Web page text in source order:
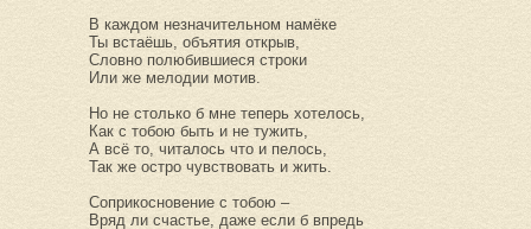
В каждом незначительном намёке
Ты встаёшь, объятия открыв,
Словно полюбившиеся строки
Или же мелодии мотив.
Но не столько б мне теперь хотелось,
Как с тобою быть и не тужить,
А всё то, читалось что и пелось,
Так же остро чувствовать и жить.
Соприкосновение с тобою –
Вряд ли счастье, даже если б впредь